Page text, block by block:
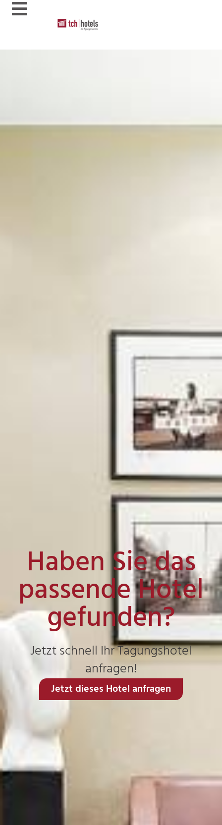
Haben Sie das
passende Hotel
gefunden?
Jetzt schnell Ihr Tagungshotel
anfragen!
Jetzt dieses Hotel anfragen